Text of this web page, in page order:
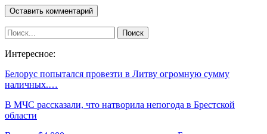
Интересное:
Белорус попытался провезти в Литву огромную сумму
наличных.…
В МЧС рассказали, что натворила непогода в Брестской
области